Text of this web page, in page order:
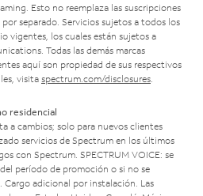
Esto no reemplaza las suscripciones
separado. Servicios sujetos a todos los
vigentes, los cuales están sujetos a
Todas las demás marcas
aquí son propiedad de sus respectivos
visita spectrum.com/disclosures
residencial
a cambios; solo para nuevos clientes
servicios de Spectrum en los últimos
con Spectrum. SPECTRUM VOICE: se
período de promoción o si no se
Cargo adicional por instalación. Las